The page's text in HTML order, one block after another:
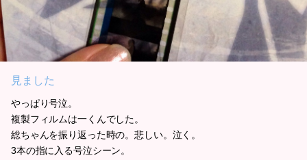
見ました
やっぱり号泣。
複製フィルムは一くんでした。
総ちゃんを振り返った時の。悲しい。泣く。
3本の指に入る号泣シーン。